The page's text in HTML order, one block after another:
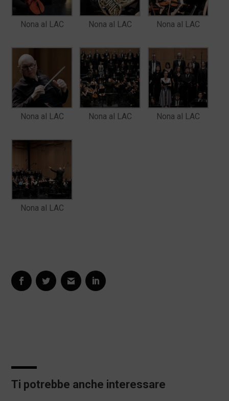
Nona al LAC Nona al LAC Nona al LAC
Nona al LAC Nona al LAC Nona al LAC
Nona al LAC
Ti potrebbe anche interessare